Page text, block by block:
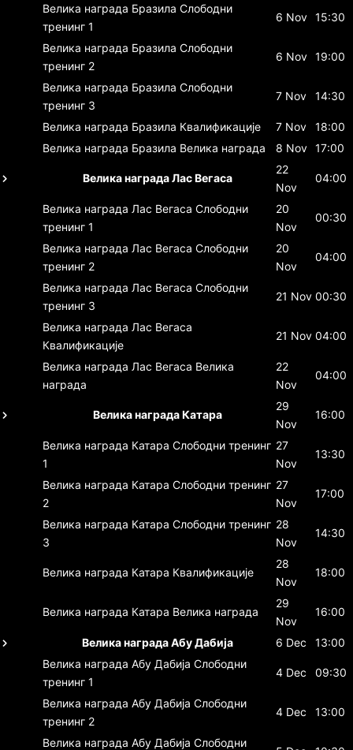
Велика награда Бразила Слободни
тренинг 1
6 Nov 15:30
Велика награда Бразила Слободни
тренинг 2
6 Nov 19:00
Велика награда Бразила Слободни
тренинг 3
7 Nov 14:30
Велика награда Бразила Квалификације 7 Nov
18:00
Велика награда Бразила Велика награда 8 Nov 17:00
Велика награда Лас Вегаса
22
Nov
04:00
Велика награда Лас Вегаса Слободни
тренинг 1
20
Nov
00:30
Велика награда Лас Вегаса Слободни
тренинг 2
20
Nov
04:00
Велика награда Лас Вегаса Слободни
тренинг 3
21 Nov 00:30
Велика награда Лас Вегаса
Квалификације
21 Nov 04:00
Велика награда Лас Вегаса Велика
награда
22
Nov
04:00
Велика награда Катара
29
Nov
16:00
Велика награда Катара Слободни тренинг
1
27
Nov
13:30
Велика награда Катара Слободни тренинг
2
27
Nov
17:00
Велика награда Катара Слободни тренинг
3
28
Nov
14:30
Велика награда Катара Квалификације
28
Nov
18:00
Велика награда Катара Велика награда
29
Nov
16:00
Велика награда Абу Дабија 6 Dec
13:00
Велика награда Абу Дабија Слободни
тренинг 1
4 Dec 09:30
Велика награда Абу Дабија Слободни
тренинг 2
4 Dec 13:00
Велика награда Абу Дабија Слободни